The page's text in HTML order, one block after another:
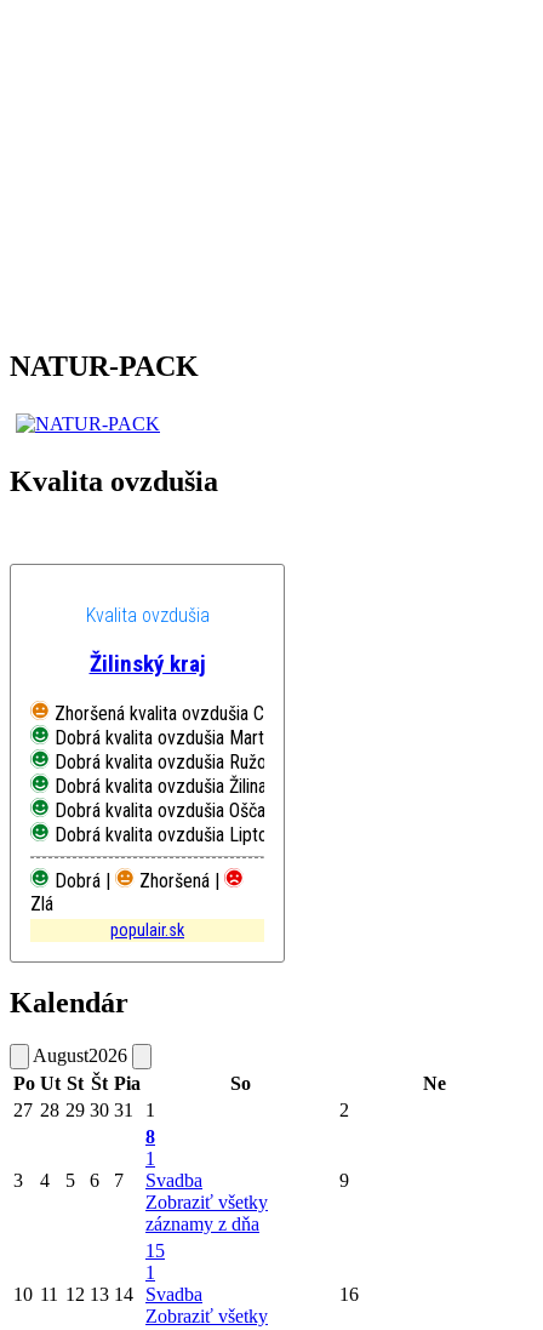
NATUR-PACK
Kvalita ovzdušia
Kvalita ovzdušia
Žilinský kraj
Zhoršená kvalita ovzdušia Chopok, EMEP
Dobrá kvalita ovzdušia Martin, Jesenského
Dobrá kvalita ovzdušia Ružomberok, Riadok
Dobrá kvalita ovzdušia Žilina, Obežná
Dobrá kvalita ovzdušia Oščadnica
Dobrá kvalita ovzdušia Liptovský Mikuláš, Školská
Dobrá |
Zhoršená |
Zlá
populair.sk
Kalendár
August2026
Po Ut St Št Pia So
Ne
27 28 29 30 31 1 2
3 4 5 6 7
8
1
Svadba
Zobraziť všetky
záznamy z dňa
9
10 11 12 13 14
15
1
Svadba
Zobraziť všetky
16